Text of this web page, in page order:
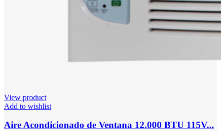
View product
Add to wishlist
Aire Acondicionado de Ventana 12.000 BTU 115V...